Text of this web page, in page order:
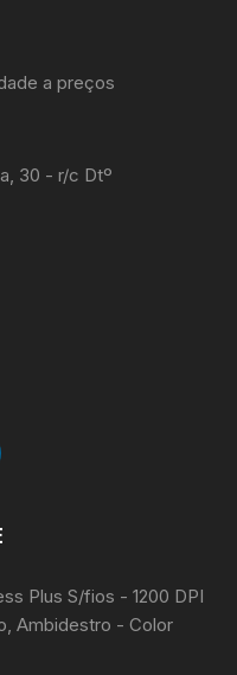
a preços
30 - r/c Dtº
Plus S/fios - 1200 DPI
Ambidestro - Color